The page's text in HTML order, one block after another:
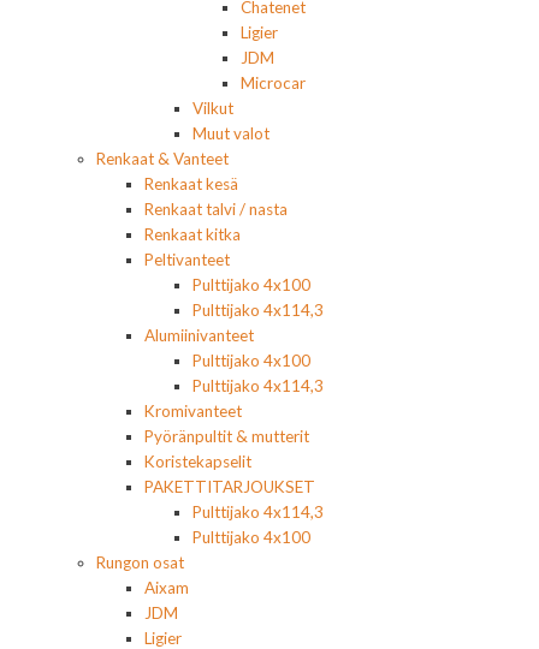
Chatenet
Ligier
JDM
Microcar
Vilkut
Muut valot
Renkaat & Vanteet
Renkaat kesä
Renkaat talvi / nasta
Renkaat kitka
Peltivanteet
Pulttijako 4x100
Pulttijako 4x114,3
Alumiinivanteet
Pulttijako 4x100
Pulttijako 4x114,3
Kromivanteet
Pyöränpultit & mutterit
Koristekapselit
PAKETTITARJOUKSET
Pulttijako 4x114,3
Pulttijako 4x100
Rungon osat
Aixam
JDM
Ligier